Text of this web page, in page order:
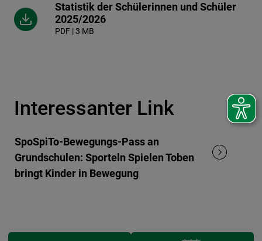
Statistik der Schülerinnen und Schüler
2025/2026
PDF | 3 MB
Interessanter Link
SpoSpiTo-Bewegungs-Pass an
Grundschulen: Sporteln Spielen Toben
bringt Kinder in Bewegung